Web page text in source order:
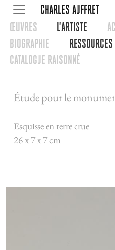
CHARLES AUFFRET
œUVRES
L'ARTISTE
BIOGRAPHIE
RESSOURCES
CATALOGUE RAISONNé
Étude pour le
Esquisse en terre crue
26 x 7 x 7 cm